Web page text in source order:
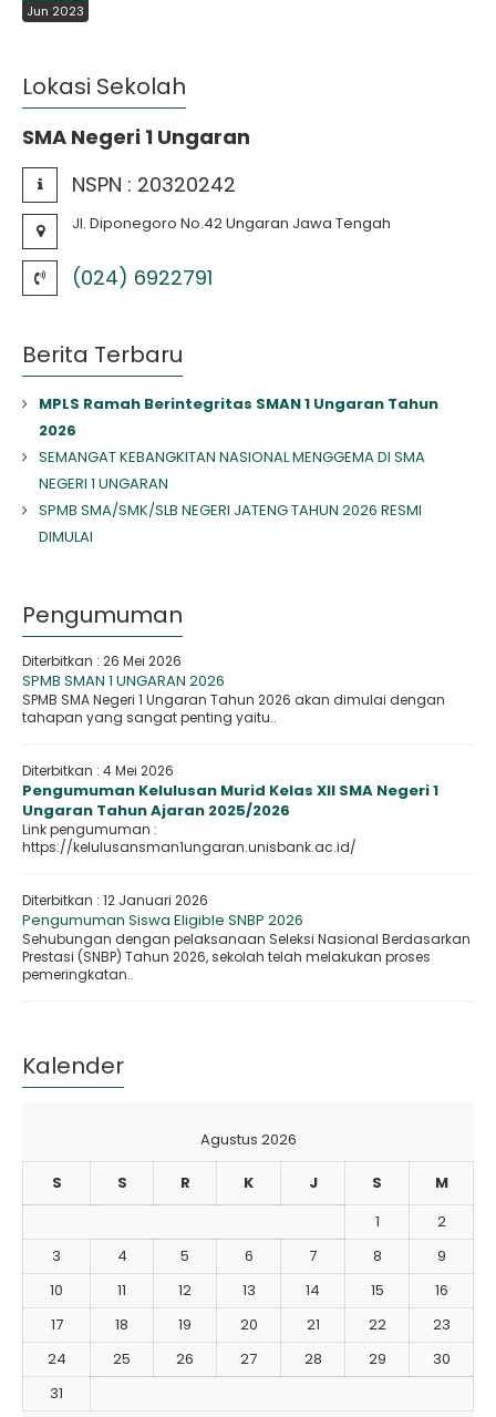
Jun 2023
Lokasi Sekolah
SMA Negeri 1 Ungaran
NSPN : 20320242
Jl. Diponegoro No.42 Ungaran Jawa Tengah
(024) 6922791
Berita Terbaru
MPLS Ramah Berintegritas SMAN 1 Ungaran Tahun
2026
SEMANGAT KEBANGKITAN NASIONAL MENGGEMA DI SMA
NEGERI 1 UNGARAN
SPMB SMA/SMK/SLB NEGERI JATENG TAHUN 2026 RESMI
DIMULAI
Pengumuman
Diterbitkan : 26 Mei 2026
SPMB SMAN 1 UNGARAN 2026
SPMB SMA Negeri 1 Ungaran Tahun 2026 akan dimulai dengan
tahapan yang sangat penting yaitu..
Diterbitkan : 4 Mei 2026
Pengumuman Kelulusan Murid Kelas XII SMA Negeri 1
Ungaran Tahun Ajaran 2025/2026
Link pengumuman :
https://kelulusansman1ungaran.unisbank.ac.id/
Diterbitkan : 12 Januari 2026
Pengumuman Siswa Eligible SNBP 2026
Sehubungan dengan pelaksanaan Seleksi Nasional Berdasarkan
Prestasi (SNBP) Tahun 2026, sekolah telah melakukan proses
pemeringkatan..
Kalender
Agustus 2026
S S R K J S
M
1
2
3
4 5 6 7 8
9
10
11 12 13 14 15
16
17
18 19 20 21 22
23
24
25 26 27 28 29
30
31